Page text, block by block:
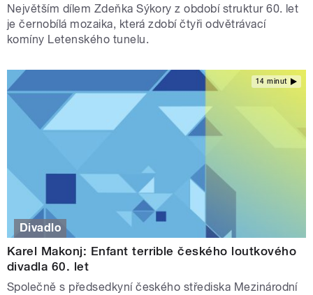
Největším dílem Zdeňka Sýkory z období struktur 60. let
je černobílá mozaika, která zdobí čtyři odvětrávací
komíny Letenského tunelu.
14 minut
Divadlo
Karel Makonj: Enfant terrible českého loutkového
divadla 60. let
Společně s předsedkyní českého střediska Mezinárodní